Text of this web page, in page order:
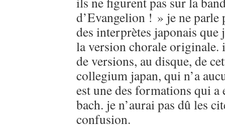
d’Evangelion ! » je ne parle
des interprètes japonais que
la version chorale originale.
de versions, au disque, de
collegium japan, qui n’a
est une des formations qui a
bach. je n’aurai pas dû les
confusion.